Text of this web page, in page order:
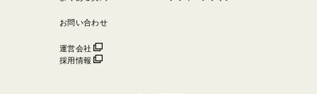
お問い合わせ
運営会社
採用情報